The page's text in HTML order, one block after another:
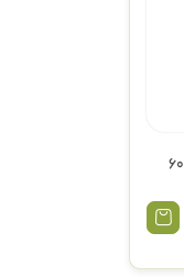
گونیا سالید 17 سانت 60